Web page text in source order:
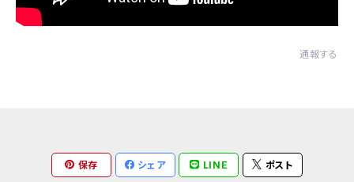
通報する
保存 シェア LINE ポスト